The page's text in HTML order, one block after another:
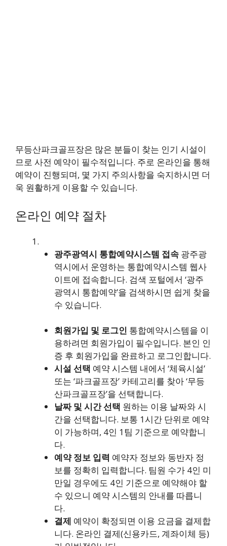
무등산파크골프장은 많은 분들이 찾는 인기 시설이
므로 사전 예약이 필수적입니다. 주로 온라인을 통해
예약이 진행되며, 몇 가지 주의사항을 숙지하시면 더
욱 원활하게 이용할 수 있습니다.
온라인 예약 절차
광주광역시 통합예약시스템 접속광주광
역시에서 운영하는 통합예약시스템 웹사
이트에 접속합니다. 검색 포털에서 ‘광주
광역시 통합예약’을 검색하시면 쉽게 찾을
수 있습니다.
회원가입 및 로그인 통합예약시스템을 이
용하려면 회원가입이 필수입니다. 본인 인
증 후 회원가입을 완료하고 로그인합니다.
시설 선택 예약 시스템 내에서 ‘체육시설’
또는 ‘파크골프장’ 카테고리를 찾아 ‘무등
산파크골프장’을 선택합니다.
날짜 및 시간 선택 원하는 이용 날짜와 시
간을 선택합니다. 보통 1시간 단위로 예약
이 가능하며, 4인 1팀 기준으로 예약합니
다.
예약 정보 입력 예약자 정보와 동반자 정
보를 정확히 입력합니다. 팀원 수가 4인 미
만일 경우에도 4인 기준으로 예약해야 할
수 있으니 예약 시스템의 안내를 따릅니
다.
결제 예약이 확정되면 이용 요금을 결제합
니다. 온라인 결제(신용카드, 계좌이체 등)